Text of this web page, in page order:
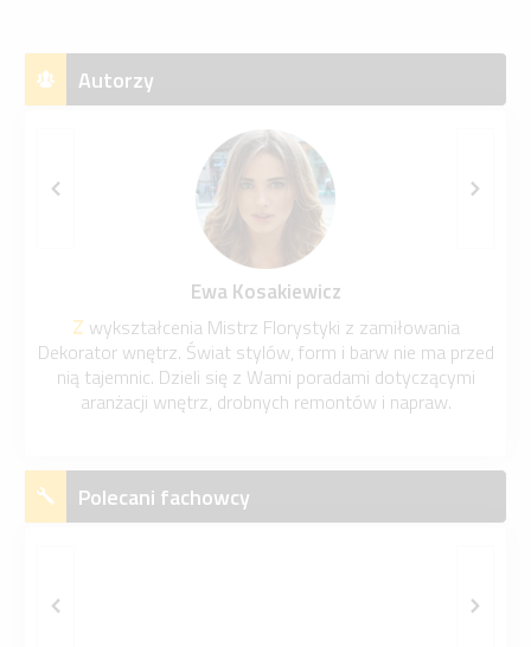
Autorzy
Ewa Kosakiewicz
Świat stylów, form i barw nie ma przed
Dzieli się z Wami poradami dotyczącymi
wnętrz, drobnych remontów i napraw.
Pozytywnie zakręcona fanka nowości technologicznych i
wszelkich gadżetów.
poznawania
techniczne
Polecani fachowcy